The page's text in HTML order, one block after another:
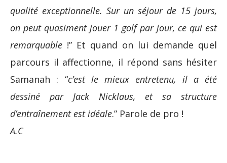
qualité exceptionnelle. Sur un séjour de 15 jours,
on peut quasiment jouer 1 golf par jour, ce qui est
remarquable !” Et quand on lui demande quel
parcours il affectionne, il répond sans hésiter
Samanah : “c’est le mieux entretenu, il a été
dessiné par Jack Nicklaus, et sa structure
d’entraînement est idéale.” Parole de pro !
A.C